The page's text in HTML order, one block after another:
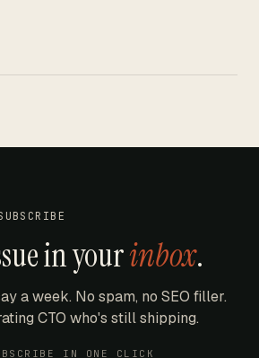
in yourinbox.
a week. No spam, no SEO filler.
CTO who's still shipping.
IN ONE CLICK